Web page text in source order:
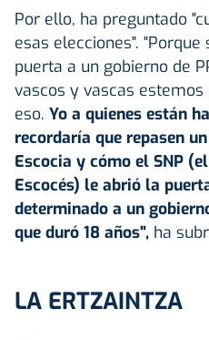
Por ello, ha preguntado
esas elecciones".
puerta a un gobierno de
vascos y vascas
eso. Yo a quienes están
recordaría que repasen
Escocia y cómo el SNP
Escocés) le abrió la
determinado a un
que duró 18 años", ha
LA ERTZAINTZA